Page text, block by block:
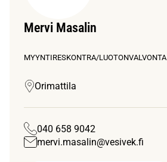
Mervi Masalin
MYYNTIRESKONTRA/LUOTONVALVONTA
Orimattila
040 658 9042
mervi.masalin@vesivek.fi